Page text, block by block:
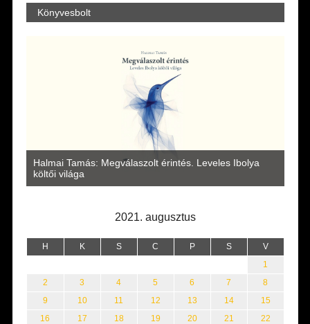
Könyvesbolt
Halmai Tamás: Megválaszolt érintés. Leveles Ibolya
költői világa
2021. augusztus
H K S C P S V
1
2
3 4 5 6 7
8
9
10 11 12 13 14
15
16
17 18 19 20 21
22